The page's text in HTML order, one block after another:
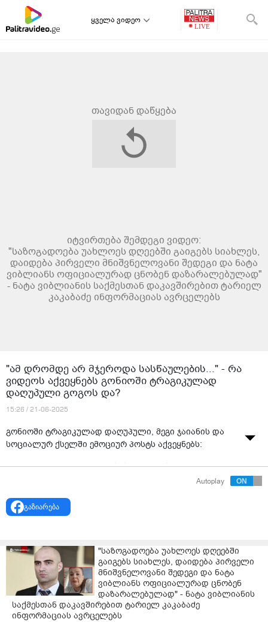
ყველა ვიდეო
თავიდან დაწყება
იტვირთება შემდეგი ვიდეო:
"საზოგადოება უახლოეს დღეებში გაიგებს სიახლეს,
დაიდება პირველი მნიშვნელოვანი შედეგი და ნატა
ვიბლიანს ოფიციალურად ცნობენ დაზარალებულად"
- ნატა ვიბლიანის საქმესთან დაკავშირებით ტარიელ
კაკაბაძე ინფორმაციას ავრცელებს
"ამ დრომდე არ მჯეროდა სასწაულების..." - რა
ვიდეოს აქვეყნებს გონიოში ტრაგიკულად
დაღუპული გოგოს და?
15:26 / 21-06-2025
გონიოში ტრაგიკულად დაღუპული, მეგი ჯაიანის და
სოციალურ ქსელში ემოციურ პოსტს აქვეყნებს:
"ამ დრომდე არ მჯეროდა სასწაულების, მაგრამ შენ,
ჩემს და ჩვენს ცხოვრებაში ყველაფერი ააყირავე,
სადარბაზოს არ მოცილებია, დაკრძალვამდე და
დაკრძალვის მერეც გუშინ რომ შემოფრინდი და ჩვენს
მამიკომ კარები სპეციალურად ღია დაგიტოვა
გაფრინდესო, ცოდოა აქო, მაგრამ შენ ხომ ძალიან
ჯიუტი იყავი და ხარ?
თვალს არ გაშორებდა მამიკო, თვალებში
შეგციცინებდა იქნებ რამე უნდა და მანიშნოსო ჩემო
Autoplay
გაზიარება
"საზოგადოება უახლოეს დღეებში
გაიგებს სიახლეს, დაიდება პირველი
მნიშვნელოვანი შედეგი და ნატა
ვიბლიანს ოფიციალურად ცნობენ
დაზარალებულად" - ნატა ვიბლიანის
საქმესთან დაკავშირებით ტარიელ კაკაბაძე
ინფორმაციას ავრცელებს